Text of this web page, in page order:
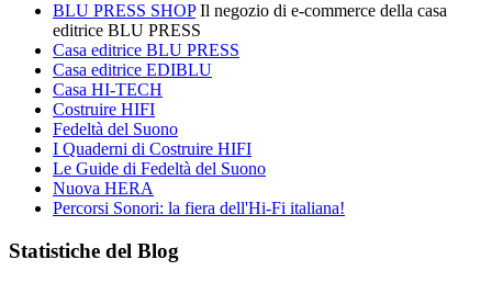
BLU PRESS SHOPIl negozio di e-commerce della casa
editrice BLU PRESS
Casa editrice BLU PRESS
Casa editrice EDIBLU
Casa HI-TECH
Costruire HIFI
Fedeltà del Suono
I Quaderni di Costruire HIFI
Le Guide di Fedeltà del Suono
Nuova HERA
Percorsi Sonori: la fiera dell'Hi-Fi italiana!
Statistiche del Blog